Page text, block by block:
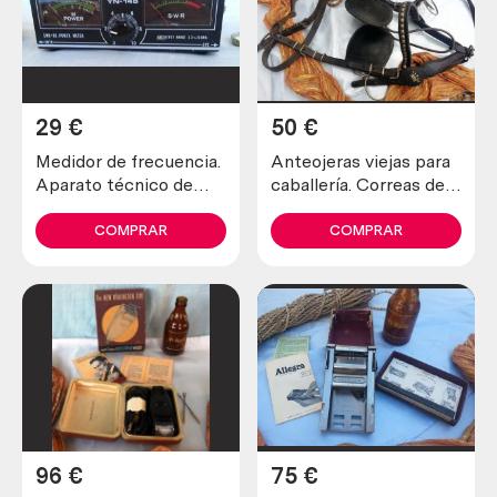
Medidor de frecuencia.
Aparato técnico de
29 €
COMPRAR
Anteojeras viejas para
caballería. Correas de
50 €
COMPRAR
96 € 75 €